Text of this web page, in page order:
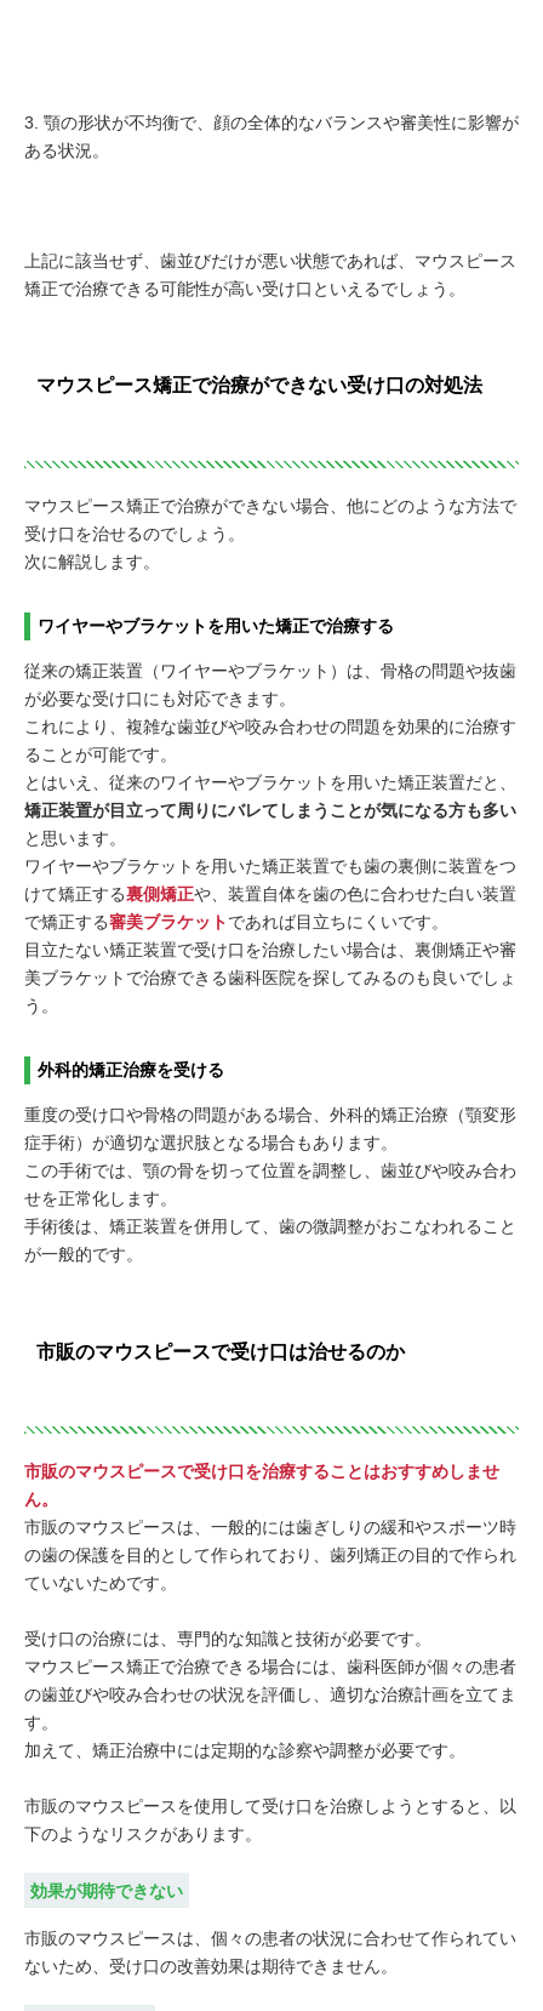
顎の形状が不均衡で、顔の全体的なバランスや審美性に影響が
ある状況。
上記に該当せず、歯並びだけが悪い状態であれば、マウスピース
矯正で治療できる可能性が高い受け口といえるでしょう。
マウスピース矯正で治療ができない受け口の対処法
マウスピース矯正で治療ができない場合、他にどのような方法で
受け口を治せるのでしょう。
次に解説します。
ワイヤーやブラケットを用いた矯正で治療する
従来の矯正装置（ワイヤーやブラケット）は、骨格の問題や抜歯
が必要な受け口にも対応できます。
これにより、複雑な歯並びや咬み合わせの問題を効果的に治療す
ることが可能です。
とはいえ、従来のワイヤーやブラケットを用いた矯正装置だと、
矯正装置が目立って周りにバレてしまうことが気になる方も多い
と思います。
ワイヤーやブラケットを用いた矯正装置でも歯の裏側に装置をつ
けて矯正する裏側矯正や、装置自体を歯の色に合わせた白い装置
で矯正する審美ブラケットであれば目立ちにくいです。
目立たない矯正装置で受け口を治療したい場合は、裏側矯正や審
美ブラケットで治療できる歯科医院を探してみるのも良いでしょ
う。
外科的矯正治療を受ける
重度の受け口や骨格の問題がある場合、外科的矯正治療（顎変形
症手術）が適切な選択肢となる場合もあります。
この手術では、顎の骨を切って位置を調整し、歯並びや咬み合わ
せを正常化します。
手術後は、矯正装置を併用して、歯の微調整がおこなわれること
が一般的です。
市販のマウスピースで受け口は治せるのか
市販のマウスピースで受け口を治療することはおすすめしませ
ん。
市販のマウスピースは、一般的には歯ぎしりの緩和やスポーツ時
の歯の保護を目的として作られており、歯列矯正の目的で作られ
ていないためです。
受け口の治療には、専門的な知識と技術が必要です。
マウスピース矯正で治療できる場合には、歯科医師が個々の患者
の歯並びや咬み合わせの状況を評価し、適切な治療計画を立てま
す。
加えて、矯正治療中には定期的な診察や調整が必要です。
市販のマウスピースを使用して受け口を治療しようとすると、以
下のようなリスクがあります。
効果が期待できない
市販のマウスピースは、個々の患者の状況に合わせて作られてい
ないため、受け口の改善効果は期待できません。